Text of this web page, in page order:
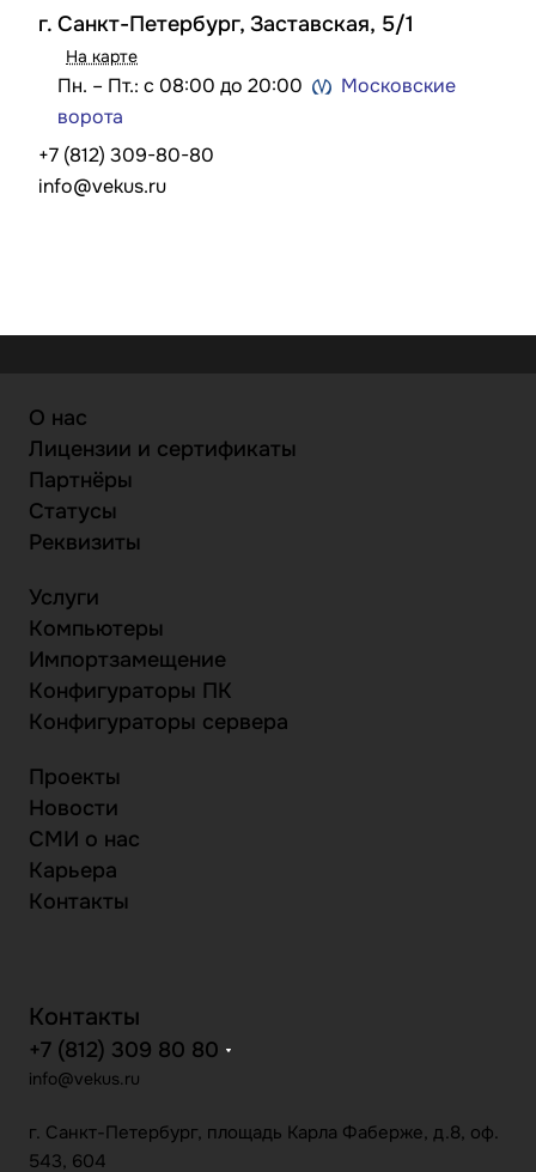
г. Санкт-Петербург, Заставcкая, 5/1
На карте
Пн. – Пт.: с 08:00 до 20:00
Московские
ворота
+7 (812) 309-80-80
info@vekus.ru
О нас
Лицензии и сертификаты
Партнёры
Статусы
Реквизиты
Услуги
Компьютеры
Импортзамещение
Конфигураторы ПК
Конфигураторы сервера
Проекты
Новости
СМИ о нас
Карьера
Контакты
Контакты
+7 (812) 309 80 80
info@vekus.ru
г. Санкт-Петербург, площадь Карла Фаберже, д.8, оф.
543, 604